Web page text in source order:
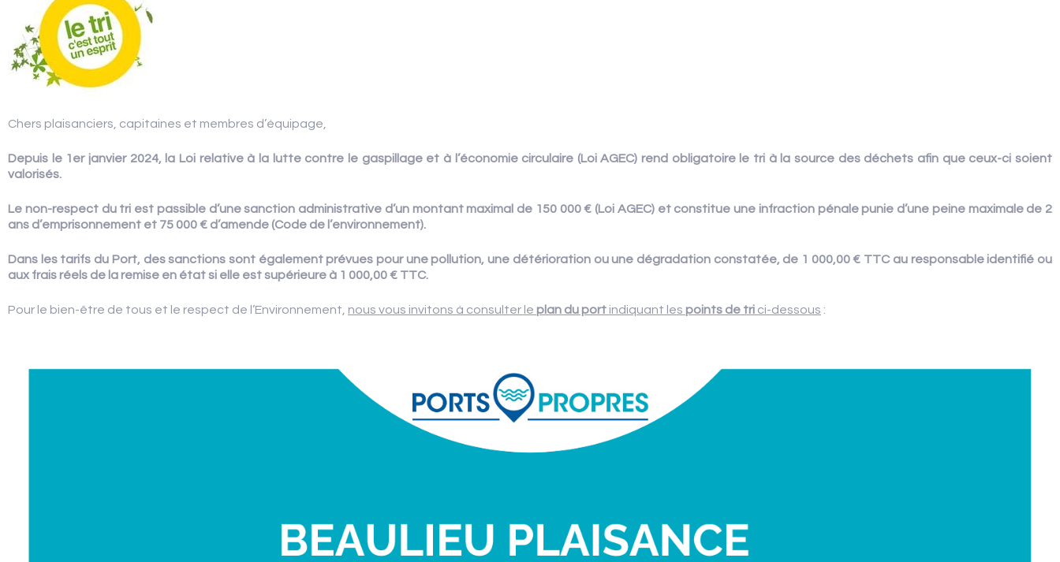
Chers plaisanciers, capitaines et membres d’équipage,
Depuis le 1er janvier 2024, la Loi relative à la lutte contre le gaspillage et à l’économie circulaire (Loi AGEC) rend obligatoire le tri à la source des déchets afin que ceux-ci soient
valorisés.
Le non-respect du tri est passible d’une sanction administrative d’un montant maximal de 150 000 € (Loi AGEC) et constitue une infraction pénale punie d’une peine maximale de 2
ans d’emprisonnement et 75 000 € d’amende (Code de l’environnement).
Dans les tarifs du Port, des sanctions sont également prévues pour une pollution, une détérioration ou une dégradation constatée, de 1 000,00 € TTC au responsable identifié ou
aux frais réels de la remise en état si elle est supérieure à 1 000,00 € TTC.
Pour le bien-être de tous et le respect de l’Environnement, nous vous invitons à consulter le plan du port indiquant les points de tri ci-dessous :